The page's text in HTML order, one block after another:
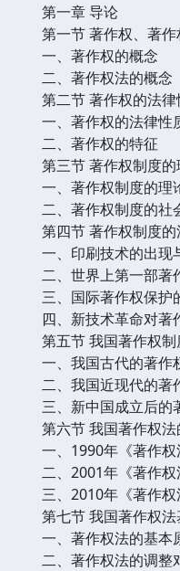
第一章 导论
第一节 著作权、著
一、著作权的概念
二、著作权法的概念
第二节 著作权的法
一、著作权的法律性
二、著作权的特征
第三节 著作权制度
一、著作权制度的理
二、著作权制度的社
第四节 著作权制度
一、印刷技术的出现
二、世界上第一部著
三、国际著作权保护
四、新技术革命对
第五节 我国著作权
一、我国古代的著作
二、我国近现代的著
三、新中国成立后的
第六节 我国著作权
一、1990年《著作
二、2001年《著作
三、2010年《著作
第七节 我国著作权
一、著作权法的基本
二、著作权法的调整